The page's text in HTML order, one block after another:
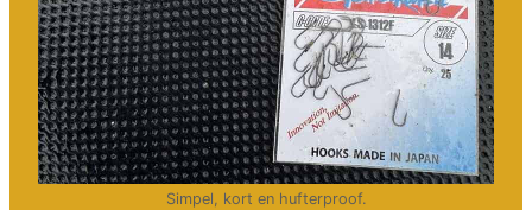
Simpel, kort en hufterproof.